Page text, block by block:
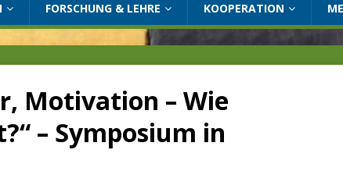
FORSCHUNG & LEHRE KOOPERATION
Motivation – Wie
– Symposium in